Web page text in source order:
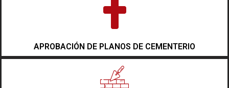
APROBACIÓN DE PLANOS DE CEMENTERIO